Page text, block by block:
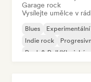
Garage rock
Vysílejte umělce v
Blues
Indie rock
Rock & Roll/Klasický